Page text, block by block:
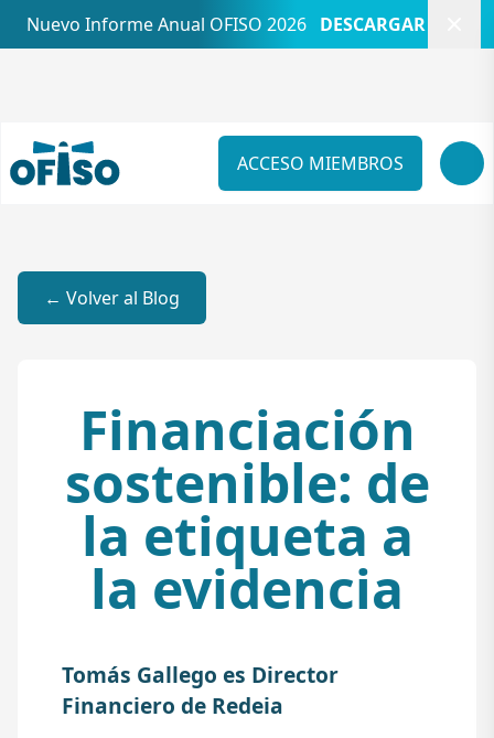
Nuevo Informe Anual OFISO 2026 DESCARGAR
ACCESO MIEMBROS
← Volver al Blog
Financiación
sostenible: de
la etiqueta a
la evidencia
Tomás Gallego es Director
Financiero de Redeia